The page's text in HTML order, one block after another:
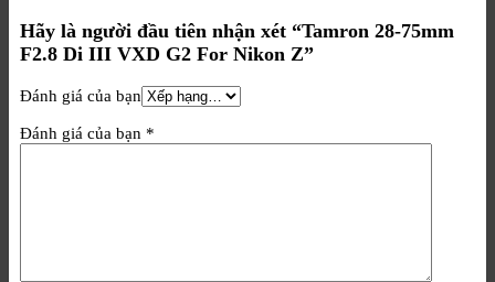
Hãy là người đầu tiên nhận xét “Tamron 28-75mm
F2.8 Di III VXD G2 For Nikon Z”
Đánh giá của bạn
Đánh giá của bạn *